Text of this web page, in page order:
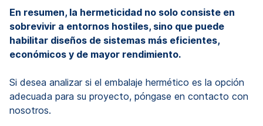
En resumen, la hermeticidad no solo consiste en
sobrevivir a entornos hostiles, sino que puede
habilitar diseños de sistemas más eficientes,
económicos y de mayor rendimiento.
Si desea analizar si el embalaje hermético es la opción
adecuada para su proyecto, póngase en contacto con
nosotros.